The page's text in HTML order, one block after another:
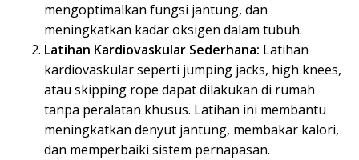
mengoptimalkan fungsi jantung, dan
meningkatkan kadar oksigen dalam tubuh.
Latihan Kardiovaskular Sederhana: Latihan
kardiovaskular seperti jumping jacks, high knees,
atau skipping rope dapat dilakukan di rumah
tanpa peralatan khusus. Latihan ini membantu
meningkatkan denyut jantung, membakar kalori,
dan memperbaiki sistem pernapasan.